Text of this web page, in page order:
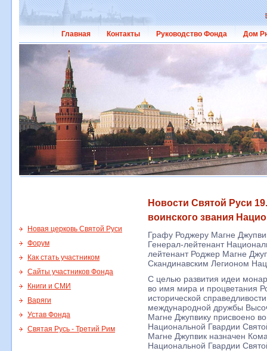
Главная Контакты Руководство Фонда Дом
Новости Святой Руси
воинского звания
Новая церковь Святой Руси
Форум
Как стать участником
Сайты участников Фонда
Книги и СМИ
Варяги
Устав Фонда
Святая Русь - Третий Рим
Графу Роджеру Магне
Генерал-лейтенант
лейтенант Роджер Магне
Скандинавским Легионом
С целью развития идеи
во имя мира и процветания
исторической
международной дружбы
Магне Джупвику присвоено
Национальной Гвардии
Магне Джупвик назначен
Национальной Гвардии